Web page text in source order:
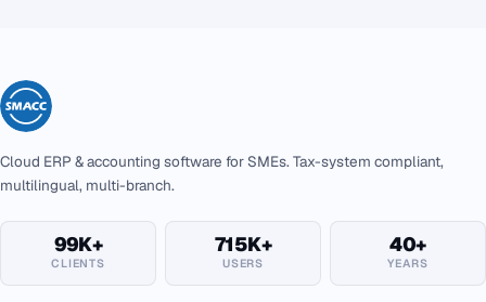
Cloud ERP & accounting software for SMEs. Tax-system compliant,
multilingual, multi-branch.
99K+
CLIENTS
715K+
USERS
40+
YEARS